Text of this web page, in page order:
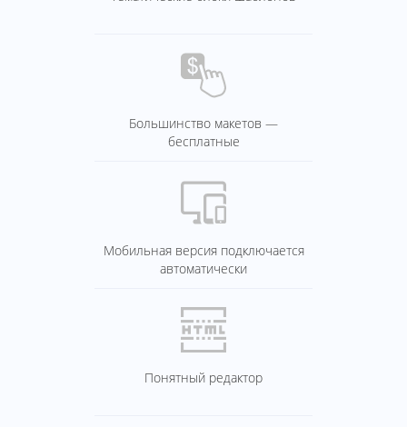
Большинство макетов —
бесплатные
Мобильная версия подключается
автоматически
Понятный редактор